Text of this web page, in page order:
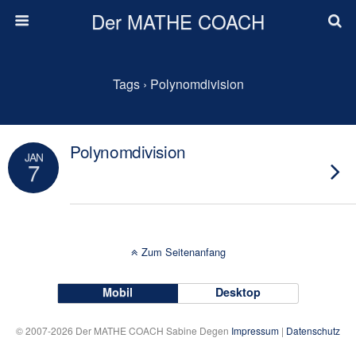
Der MATHE COACH
Tags › Polynomdivision
JAN
7
Polynomdivision
Zum Seitenanfang
Mobil Desktop
© 2007-2026 Der MATHE COACH Sabine Degen Impressum | Datenschutz